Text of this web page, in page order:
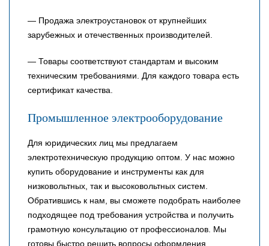
— Продажа электроустановок от крупнейших
зарубежных и отечественных производителей.
— Товары соответствуют стандартам и высоким
техническим требованиями. Для каждого товара есть
сертификат качества.
Промышленное электрооборудование
Для юридических лиц мы предлагаем
электротехническую продукцию оптом. У нас можно
купить оборудование и инструменты как для
низковольтных, так и высоковольтных систем.
Обратившись к нам, вы сможете подобрать наиболее
подходящее под требования устройства и получить
грамотную консультацию от профессионалов. Мы
готовы быстро решить вопросы оформления